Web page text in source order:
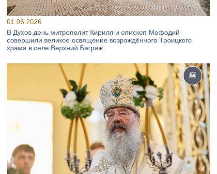
01.06.2026
В Духов день митрополит Кирилл и епископ Мефодий
совершили великое освящение возрождённого Троицкого
храма в селе Верхний Багряж